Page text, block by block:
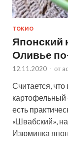
ТОКИО
Японский
Оливье
12.11.2020 - от
Считается,
картофельный
есть
«Швабский»,
Изюминка